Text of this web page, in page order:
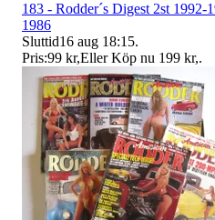
183 - Rodder´s Digest 2st
1986
Sluttid16 aug 18:15.
Pris:99 kr,Eller Köp nu 199 kr,.